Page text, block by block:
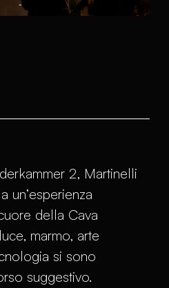
2, Martinelli
un’esperienza
della Cava
marmo, arte
si sono
suggestivo.